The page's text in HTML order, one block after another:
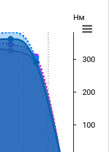
Нм
100
200
300